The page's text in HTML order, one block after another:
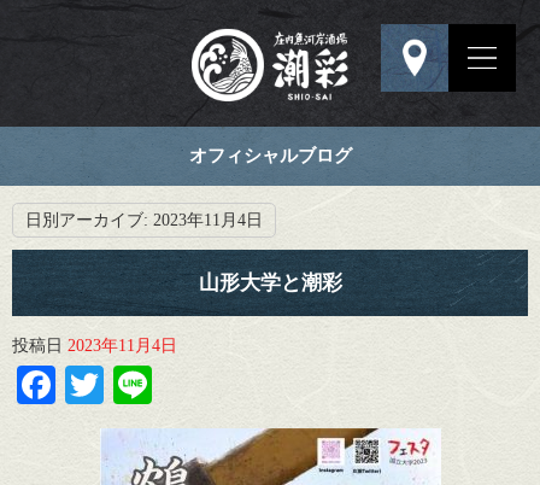
オフィシャルブログ
日別アーカイブ: 2023年11月4日
山形大学と潮彩
投稿日 2023年11月4日
Facebook
Twitter